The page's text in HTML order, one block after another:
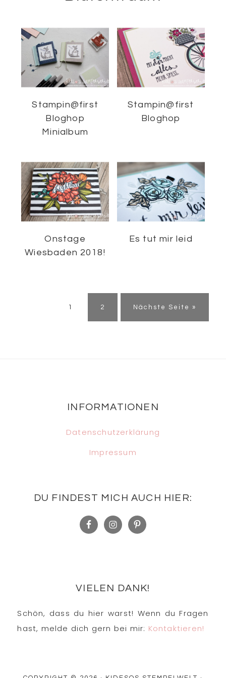
Stampin@first
Bloghop
Minialbum
Stampin@first
Bloghop
Onstage
Wiesbaden 2018!
Es tut mir leid
Seite
1 Seite
2 Nächste Seite »
INFORMATIONEN
Datenschutzerklärung
Impressum
DU FINDEST MICH AUCH HIER:
VIELEN DANK!
Schön, dass du hier warst! Wenn du Fragen
hast, melde dich gern bei mir: Kontaktieren!